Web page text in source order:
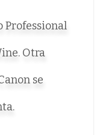
Professional
Otra
se